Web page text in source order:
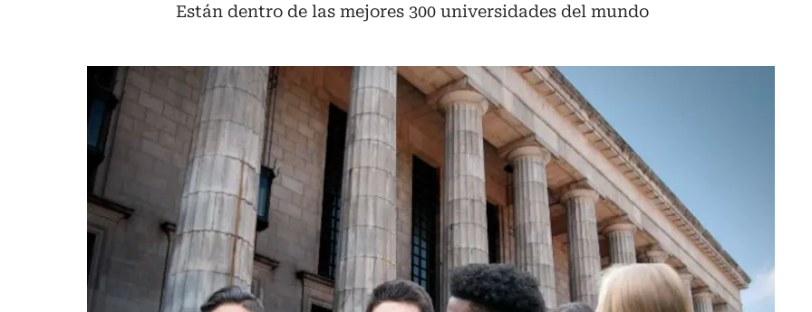
Están dentro de las mejores 300 universidades del mundo